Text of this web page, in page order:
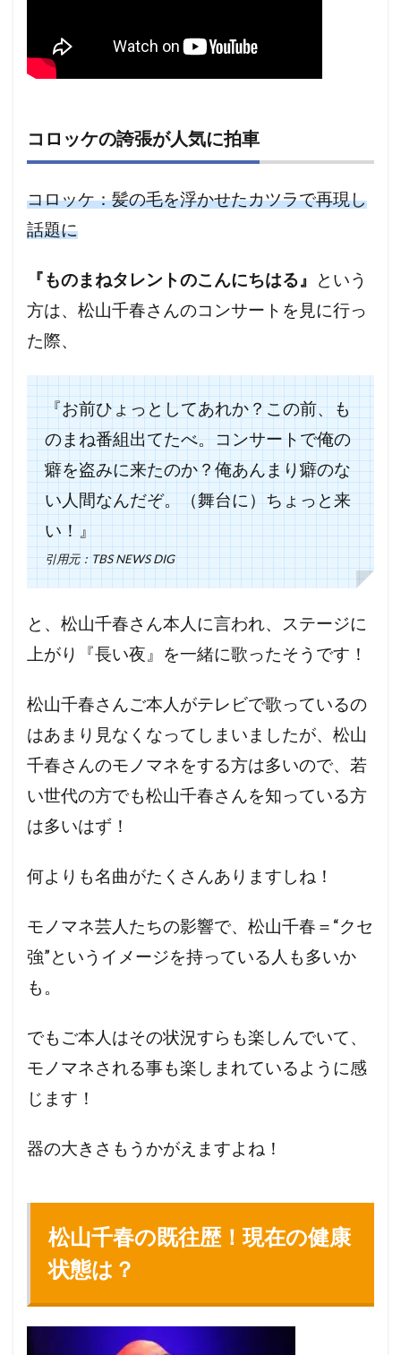
コロッケの誇張が人気に拍車
コロッケ：髪の毛を浮かせたカツラで再現し
話題に
『ものまねタレントのこんにちはる』 という
方は、松山千春さんのコンサートを見に行っ
た際、
『お前ひょっとしてあれか？この前、も
のまね番組出てたべ。コンサートで俺の
癖を盗みに来たのか？俺あんまり癖のな
い人間なんだぞ。（舞台に）ちょっと来
い！』
引用元：TBS NEWS DIG
と、松山千春さん本人に言われ、ステージに
上がり『長い夜』を一緒に歌ったそうです！
松山千春さんご本人がテレビで歌っているの
はあまり見なくなってしまいましたが、松山
千春さんのモノマネをする方は多いので、若
い世代の方でも松山千春さんを知っている方
は多いはず！
何よりも名曲がたくさんありますしね！
モノマネ芸人たちの影響で、松山千春＝“クセ
強”というイメージを持っている人も多いか
も。
でもご本人はその状況すらも楽しんでいて、
モノマネされる事も楽しまれているように感
じます！
器の大きさもうかがえますよね！
松山千春の既往歴！現在の健康
状態は？